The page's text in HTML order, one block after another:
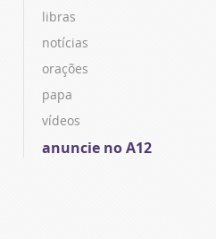
libras
notícias
orações
papa
vídeos
anuncie no A12